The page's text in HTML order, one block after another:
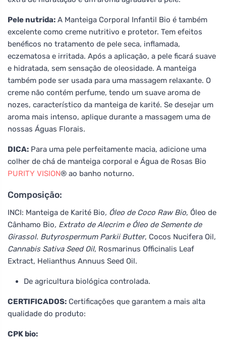
Pele nutrida: A Manteiga Corporal Infantil Bio é também
excelente como creme nutritivo e protetor. Tem efeitos
benéficos no tratamento de pele seca, inflamada,
eczematosa e irritada. Após a aplicação, a pele ficará suave
e hidratada, sem sensação de oleosidade. A manteiga
também pode ser usada para uma massagem relaxante. O
creme não contém perfume, tendo um suave aroma de
nozes, característico da manteiga de karité. Se desejar um
aroma mais intenso, aplique durante a massagem uma de
nossas Águas Florais.
DICA: Para uma pele perfeitamente macia, adicione uma
colher de chá de manteiga corporal e Água de Rosas Bio
PURITY VISION® ao banho noturno.
Composição:
INCI: Manteiga de Karité Bio, Óleo de Coco Raw Bio, Óleo de
Cânhamo Bio, Extrato de Alecrim e Óleo de Semente de
Girassol. Butyrospermum Parkii Butter, Cocos Nucifera Oil,
Cannabis Sativa Seed Oil, Rosmarinus Officinalis Leaf
Extract, Helianthus Annuus Seed Oil.
De agricultura biológica controlada.
CERTIFICADOS: Certificações que garantem a mais alta
qualidade do produto:
CPK bio: